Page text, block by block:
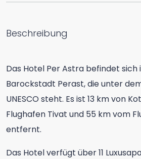
Beschreibung
Das Hotel Per Astra befindet sich
Barockstadt Perast, die unter
UNESCO steht. Es ist 13 km von
Flughafen Tivat und 55 km vom
entfernt.
Das Hotel verfügt über 11